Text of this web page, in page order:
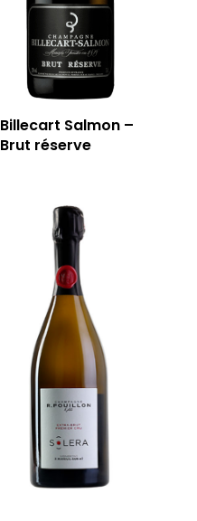
Billecart Salmon –
Brut réserve